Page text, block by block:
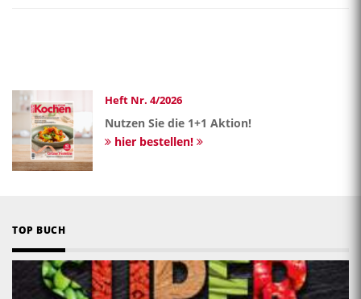
Heft Nr. 4/2026
Nutzen Sie die 1+1 Aktion!
hier bestellen!
TOP BUCH